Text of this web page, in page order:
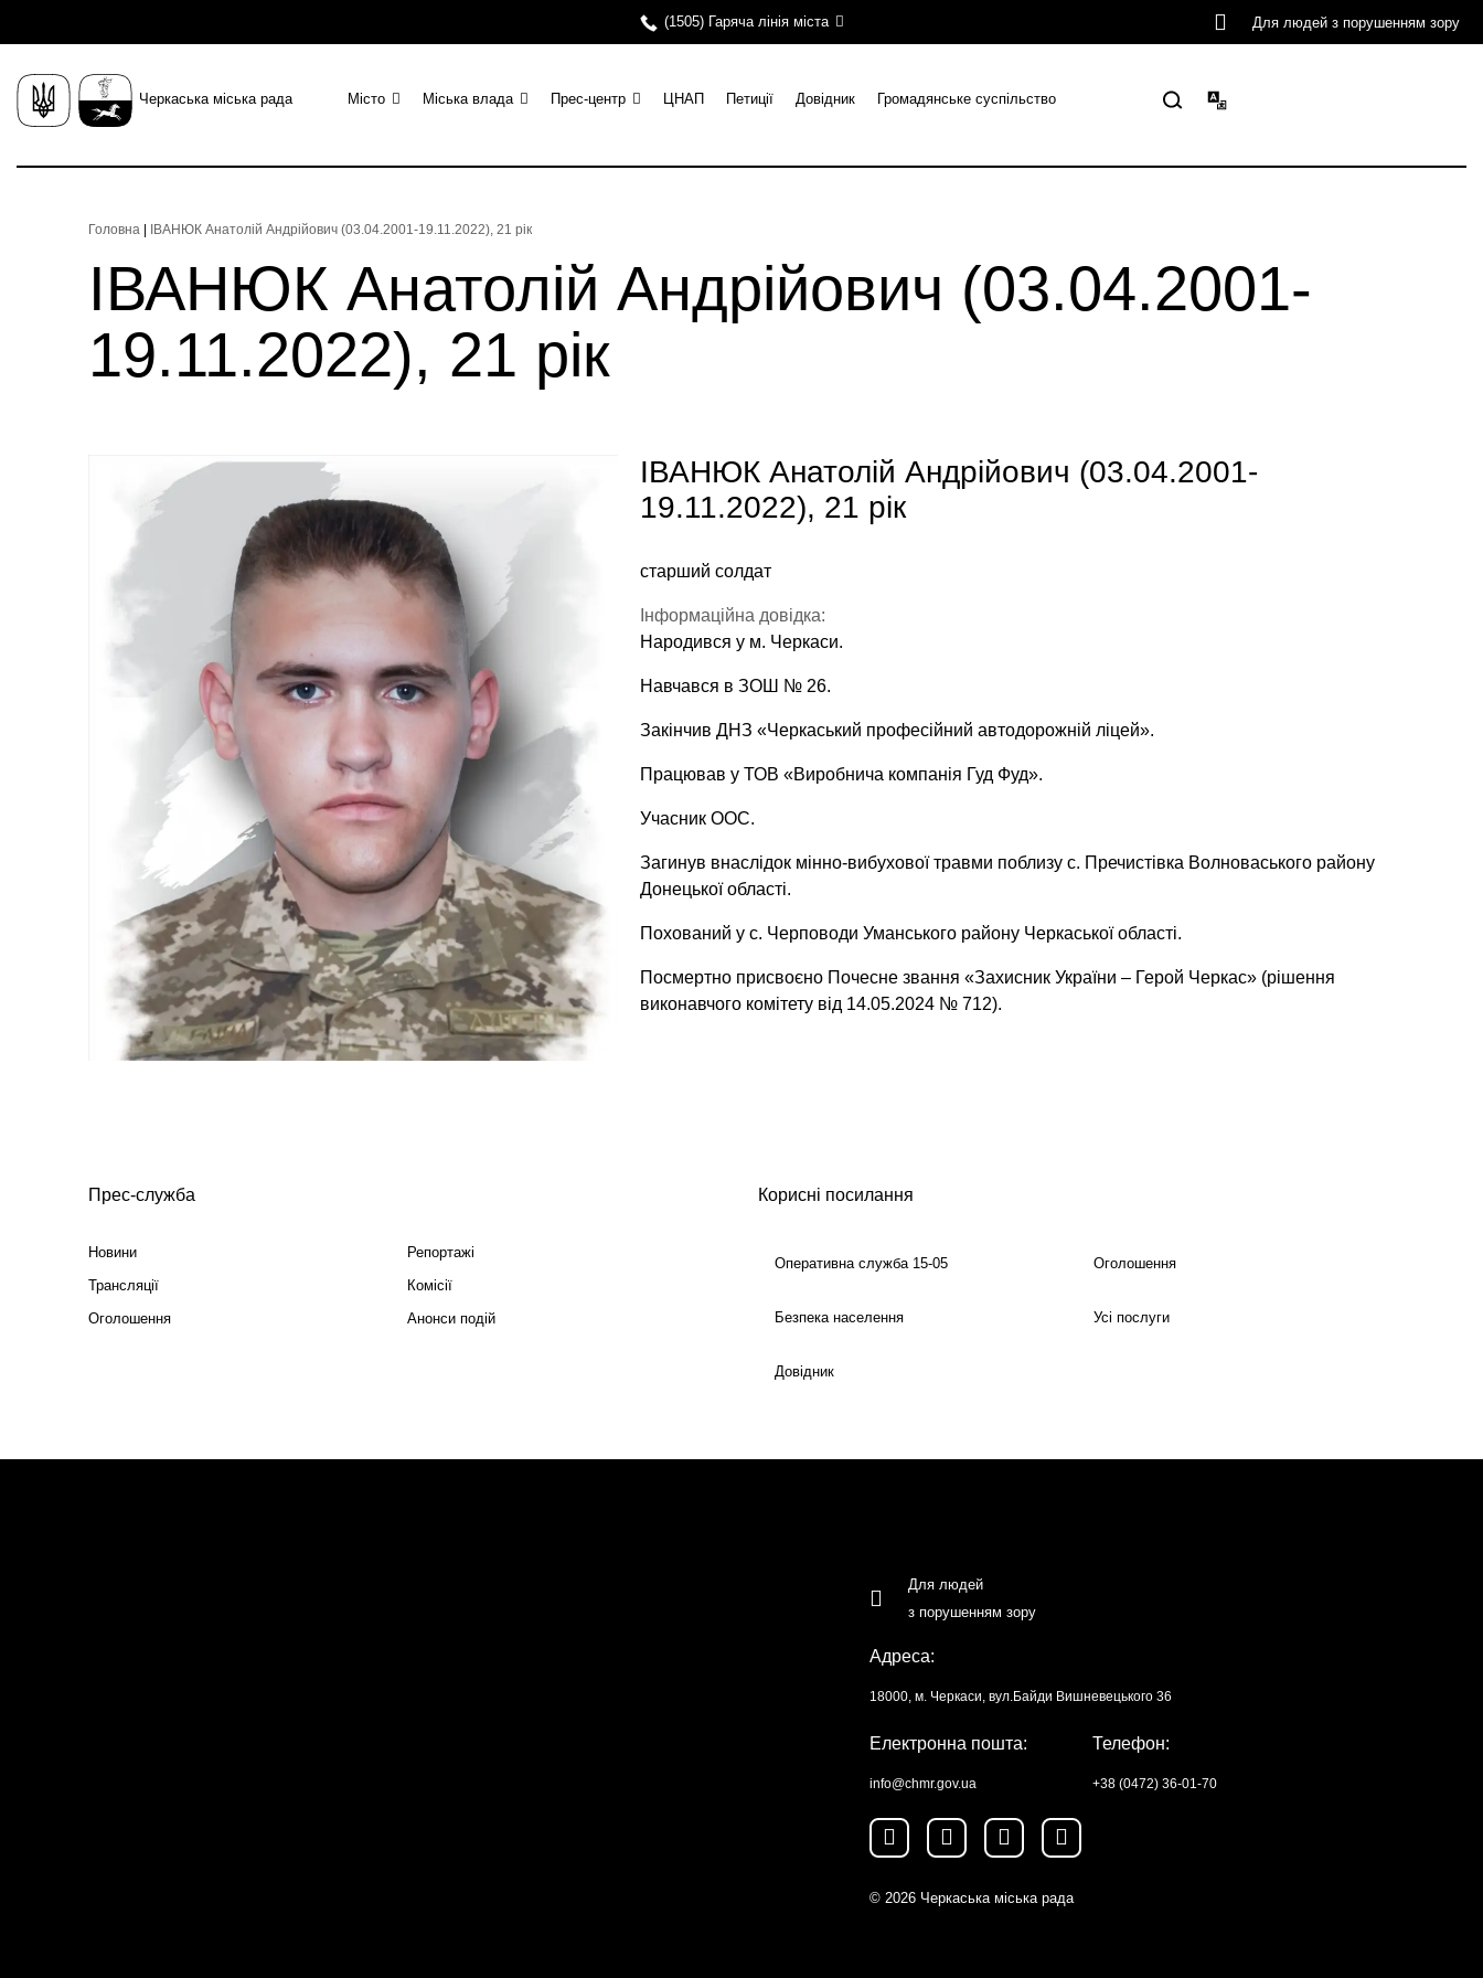
(1505) Гаряча лінія міста Для людей з порушенням зору
Черкаська міська рада Місто Міська влада Прес-центр ЦНАП Петиції Довідник Громадянське суспільство
Головна ІВАНЮК Анатолій Андрійович (03.04.2001-19.11.2022), 21 рік
ІВАНЮК Анатолій Андрійович (03.04.2001-
19.11.2022), 21 рік
ІВАНЮК Анатолій Андрійович (03.04.2001-
19.11.2022), 21 рік
старший солдат
Інформаційна довідка:
Народився у м. Черкаси.
Навчався в ЗОШ № 26.
Закінчив ДНЗ «Черкаський професійний автодорожній ліцей».
Працював у ТОВ «Виробнича компанія Гуд Фуд».
Учасник ООС.
Загинув внаслідок мінно-вибухової травми поблизу с. Пречистівка Волноваського району
Донецької області.
Похований у с. Черповоди Уманського району Черкаської області.
Посмертно присвоєно Почесне звання «Захисник України – Герой Черкас» (рішення
виконавчого комітету від 14.05.2024 № 712).
Прес-служба
Новини
Репортажі
Трансляції
Комісії
Оголошення
Анонси подій
Корисні посилання
Оперативна служба 15-05 Оголошення
Безпека населення Усі послуги
Довідник
Для людей
з порушенням зору
Адреса:
18000, м. Черкаси, вул.Байди Вишневецького 36
Електронна пошта:
info@chmr.gov.ua
Телефон:
+38 (0472) 36-01-70
© 2026 Черкаська міська рада